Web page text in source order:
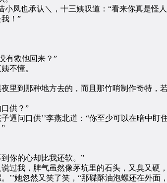
凤也承认＼，十三姨叹道：“看来你真是怪
！”
有救他回来？”
不懂。
到那种地方去的，而且那竹哨制作奇特，
供？”
问口供’’李燕北道：“你至少可以在暗中盯
你的心却比我还软。”
我，脾气虽然像茅坑里的石头，又臭又硬
她忽然又笑了笑，“那碟酥油泡螺还在外面